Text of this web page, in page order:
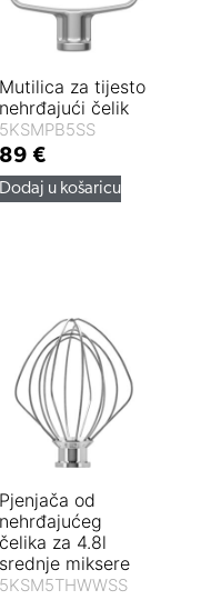
Mutilica za tijesto
nehrđajući čelik
5KSMPB5SS
89 €
Dodaj u košaricu
Pjenjača od
nehrđajućeg
čelika za 4.8l
srednje miksere
5KSM5THWWSS